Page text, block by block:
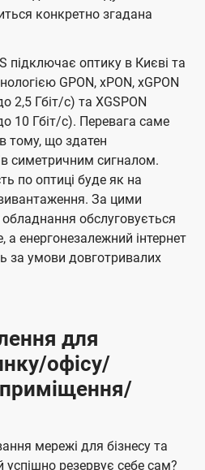
конкретно згадана
підключає оптику в Києві та
GPON, xPON, xGPON
2,5 Гбіт/с) та XGSPON
10 Гбіт/с). Перевага саме
тому, що здатен
симетричним сигналом.
по оптиці буде як на
За цими
обслуговується
енергонезалежний інтернет
за умови довготривалих
для
офісу/
мережі для бізнесу та
успішно резервує себе сам?